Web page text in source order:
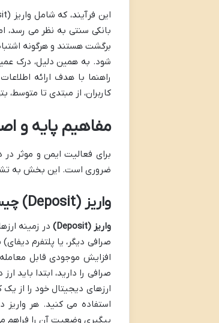
بانکی سنتی به نظر می رسد،
شود. به همین دلیل، درک عمیق
راهنما با هدف ارائه
کاربران، از مبتدی تا متوسط،
مفاهیم پایه و
برای فعالیت ایمن و موثر
ضروری است. این بخش به
واریز (Deposit) چیست؟
واریز (Deposit)
در زمینه
صرافی دیگر، یا پلتفرم
افزایش موجودی قابل
صرافی را دارید، ابتدا باید
ارزهای دیجیتال خود را از
پیگیری وضعیت آن را فراهم